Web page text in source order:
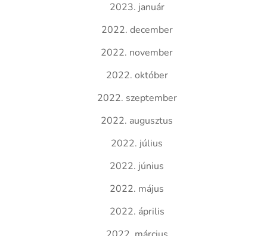
2023. január
2022. december
2022. november
2022. október
2022. szeptember
2022. augusztus
2022. július
2022. június
2022. május
2022. április